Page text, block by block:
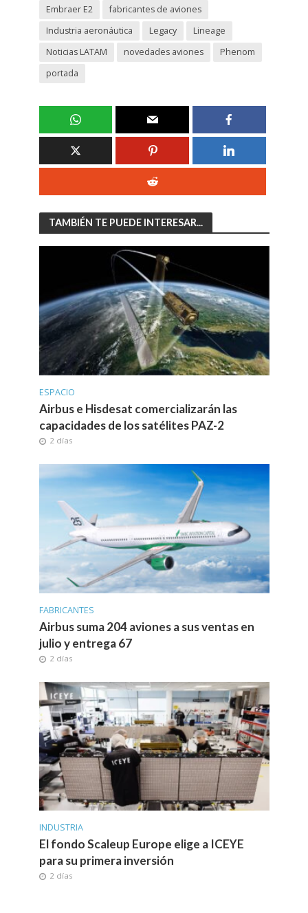
Embraer E2
fabricantes de aviones
Industria aeronáutica
Legacy
Lineage
Noticias LATAM
novedades aviones
Phenom
portada
TAMBIÉN TE PUEDE INTERESAR...
ESPACIO
Airbus e Hisdesat comercializarán las
capacidades de los satélites PAZ-2
2 días
FABRICANTES
Airbus suma 204 aviones a sus ventas en
julio y entrega 67
2 días
INDUSTRIA
El fondo Scaleup Europe elige a ICEYE
para su primera inversión
2 días